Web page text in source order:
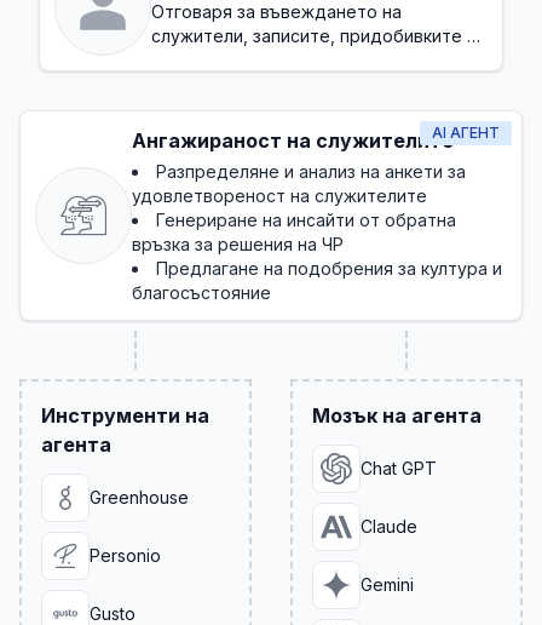
Отговаря за въвеждането на
служители, записите, придобивките и
AI АГЕНТ
Ангажираност на служителите
Разпределяне и анализ на анкети за
удовлетвореност на служителите
Генериране на инсайти от обратна
връзка за решения на ЧР
Предлагане на подобрения за култура и
благосъстояние
Инструменти на
агента
Greenhouse
Personio
Gusto
Мозък на агента
Chat GPT
Claude
Gemini